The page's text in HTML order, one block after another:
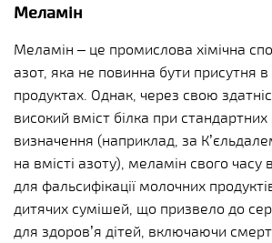
Меламін
Меламін – це промислова хімічна
азот, яка не повинна бути присутня
продуктах. Однак, через свою
високий вміст білка при
визначення (наприклад, за
на вмісті азоту), меламін свого часу
для фальсифікації молочних
дитячих сумішей, що призвело до
для здоров’я дітей, включаючи